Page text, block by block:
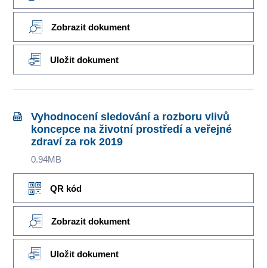
Zobrazit dokument
Uložit dokument
Vyhodnocení sledování a rozboru vlivů
koncepce na životní prostředí a veřejné
zdraví za rok 2019
0.94MB
QR kód
Zobrazit dokument
Uložit dokument